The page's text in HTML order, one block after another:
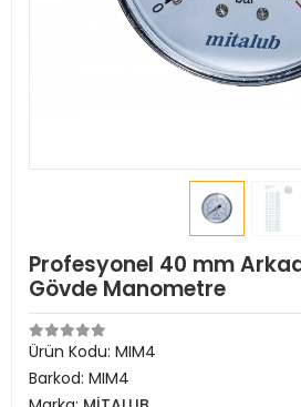
Profesyonel 40 mm
Gövde Manometre
Ürün Kodu: MIM4
Barkod: MIM4